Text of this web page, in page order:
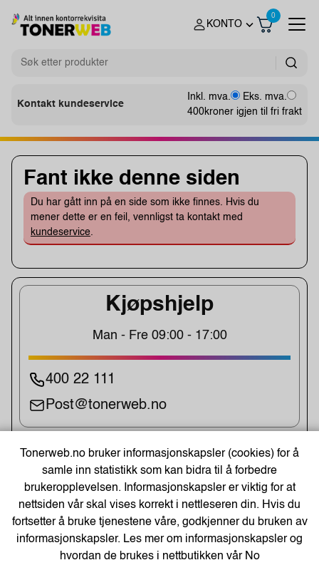
KONTO
0
Kontakt kundeservice
Inkl. mva.
Eks. mva.
400kroner igjen til fri frakt
Kjøpshjelp
Man - Fre 09:00 - 17:00
400 22 111
Post@tonerweb.no
UKENS TILBUD!
Fant ikke denne siden
Du har gått inn på en side som ikke finnes. Hvis du
mener dette er en feil, vennligst ta kontakt med
kundeservice.
Tonerweb.no bruker informasjonskapsler (cookies) for å
samle inn statistikk som kan bidra til å forbedre
brukeropplevelsen. Informasjonskapsler er viktig for at
nettsiden vår skal vises korrekt i nettleseren din. Hvis du
fortsetter å bruke tjenestene våre, godkjenner du bruken av
informasjonskapsler. Les mer om informasjonskapsler og
hvordan de brukes i nettbutikken vårNo